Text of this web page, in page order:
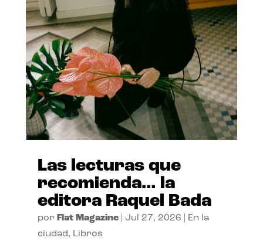
Las lecturas que
recomienda… la
editora Raquel Bada
por Flat Magazine| Jul 27, 2026
En la
ciudad, Libros